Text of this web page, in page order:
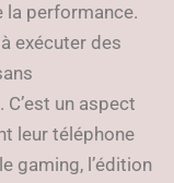
la performance.
exécuter des
un aspect
leur téléphone
gaming, l’édition